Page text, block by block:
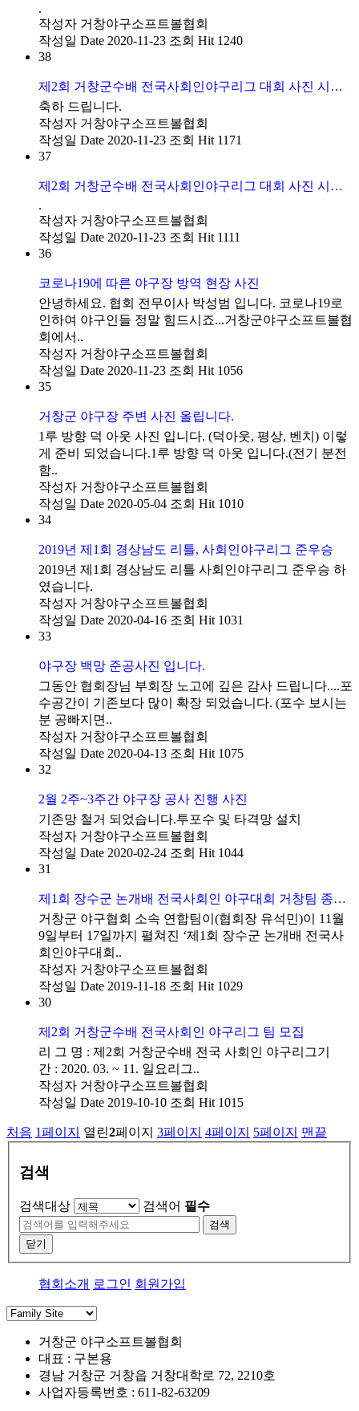
.
작성자 거창야구소프트볼협회
작성일 Date 2020-11-23 조회 Hit 1240
38
제2회 거창군수배 전국사회인야구리그 대회 사진 시상식 사진
축하 드립니다.
작성자 거창야구소프트볼협회
작성일 Date 2020-11-23 조회 Hit 1171
37
제2회 거창군수배 전국사회인야구리그 대회 사진 시상식 사진
.
작성자 거창야구소프트볼협회
작성일 Date 2020-11-23 조회 Hit 1111
36
코로나19에 따른 야구장 방역 현장 사진
안녕하세요. 협회 전무이사 박성범 입니다. 코로나19로
인하여 야구인들 정말 힘드시죠...거창군야구소프트볼협
회에서..
작성자 거창야구소프트볼협회
작성일 Date 2020-11-23 조회 Hit 1056
35
거창군 야구장 주변 사진 올립니다.
1루 방향 덕 아웃 사진 입니다. (덕아웃, 평상, 벤치) 이렇
게 준비 되었습니다.1루 방향 덕 아웃 입니다.(전기 분전
함..
작성자 거창야구소프트볼협회
작성일 Date 2020-05-04 조회 Hit 1010
34
2019년 제1회 경상남도 리틀, 사회인야구리그 준우승
2019년 제1회 경상남도 리틀 사회인야구리그 준우승 하
였습니다.
작성자 거창야구소프트볼협회
작성일 Date 2020-04-16 조회 Hit 1031
33
야구장 백망 준공사진 입니다.
그동안 협회장님 부회장 노고에 깊은 감사 드립니다....포
수공간이 기존보다 많이 확장 되었습니다. (포수 보시는
분 공빠지면..
작성자 거창야구소프트볼협회
작성일 Date 2020-04-13 조회 Hit 1075
32
2월 2주~3주간 야구장 공사 진행 사진
기존망 철거 되었습니다.투포수 및 타격망 설치
작성자 거창야구소프트볼협회
작성일 Date 2020-02-24 조회 Hit 1044
31
제1회 장수군 논개배 전국사회인 야구대회 거창팀 종합우승
거창군 야구협회 소속 연합팀이(협회장 유석민)이 11월
9일부터 17일까지 펼쳐진 ‘제1회 장수군 논개배 전국사
회인야구대회..
작성자 거창야구소프트볼협회
작성일 Date 2019-11-18 조회 Hit 1029
30
제2회 거창군수배 전국사회인 야구리그 팀 모집
리 그 명 : 제2회 거창군수배 전국 사회인 야구리그기
간 : 2020. 03. ~ 11. 일요리그..
작성자 거창야구소프트볼협회
작성일 Date 2019-10-10 조회 Hit 1015
처음 1페이지 열린2페이지 3페이지 4페이지 5페이지 맨끝
검색
검색대상 검색어 필수
검색
닫기
협회소개 로그인 회원가입
거창군 야구소프트볼협회
대표 : 구본용
경남 거창군 거창읍 거창대학로 72, 2210호
사업자등록번호 : 611-82-63209